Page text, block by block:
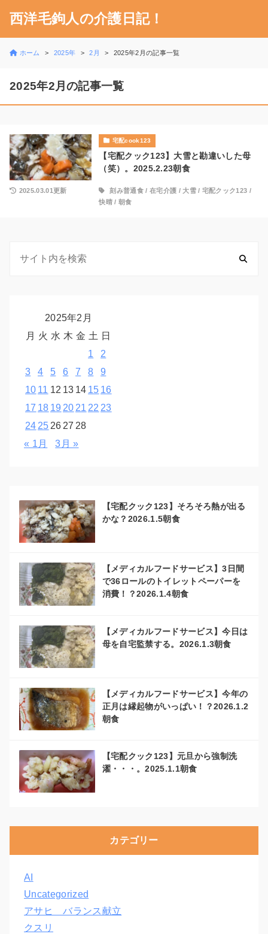
西洋毛鉤人の介護日記！
ホーム 2025年 2月 2025年2月の記事一覧
2025年2月の記事一覧
宅配cook123
【宅配クック123】大雪と勘違いした母
（笑）。2025.2.23朝食
2025.03.01更新 刻み普通食/ 在宅介護 / 大雪/ 宅配クック123 /
快晴/ 朝食
2025年2月
月 火 水 木 金 土 日
1
2
3
4 5 6 7 8
9
10 11 12 13 14 15 16
17 18 19 20 21 22 23
24 25 26 27 28
« 1月
3月 »
【宅配クック123】そろそろ熱が出る
かな？2026.1.5朝食
【メディカルフードサービス】3日間
で36ロールのトイレットペーパーを
消費！？2026.1.4朝食
【メディカルフードサービス】今日は
母を自宅監禁する。2026.1.3朝食
【メディカルフードサービス】今年の
正月は縁起物がいっぱい！？2026.1.2
朝食
【宅配クック123】元旦から強制洗
濯・・・。2025.1.1朝食
カテゴリー
AI
Uncategorized
アサヒ バランス献立
クスリ